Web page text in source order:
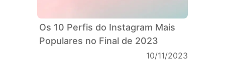
Os 10 Perfis do Instagram Mais
Populares no Final de 2023
10/11/2023